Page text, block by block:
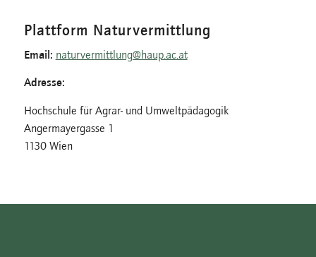
Plattform Naturvermittlung
Email: naturvermittlung@haup.ac.at
Adresse:
Hochschule für Agrar- und Umweltpädagogik
Angermayergasse 1
1130 Wien